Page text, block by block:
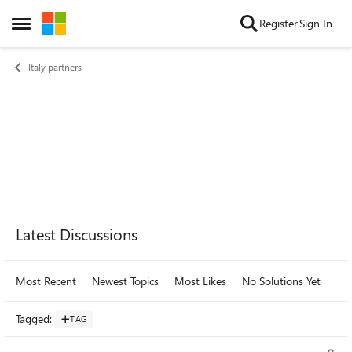
Open Side Menu
Skip to content RegisterSign In
Italy partners
Forum Widgets
Latest Discussions
Most Recent Newest Topics Most Likes No Solutions Yet
Tagged: TAG